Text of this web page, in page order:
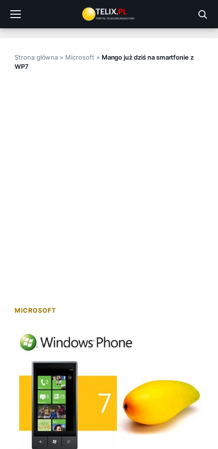
treści
Strona główna » Microsoft » Mango już dziś na smartfonie z
WP7
MICROSOFT